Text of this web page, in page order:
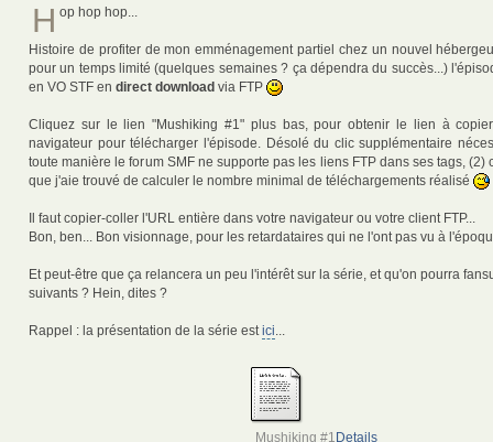
H op hop hop...
Histoire de profiter de mon emménagement partiel chez un nouvel
pour un temps limité (quelques semaines ? ça dépendra du succès...)
en VO STF en direct download via FTP
Cliquez sur le lien "Mushiking #1" plus bas, pour obtenir le lien à
navigateur pour télécharger l'épisode. Désolé du clic supplémentaire
toute manière le forum SMF ne supporte pas les liens FTP dans ses tags, (2)
que j'aie trouvé de calculer le nombre minimal de téléchargements réalisé
Il faut copier-coller l'URL entière dans votre navigateur ou votre client FTP...
Bon, ben... Bon visionnage, pour les retardataires qui ne l'ont pas vu à
Et peut-être que ça relancera un peu l'intérêt sur la série, et qu'on pourra
suivants ? Hein, dites ?
Rappel : la présentation de la série estici...
Details
Mushiking #1